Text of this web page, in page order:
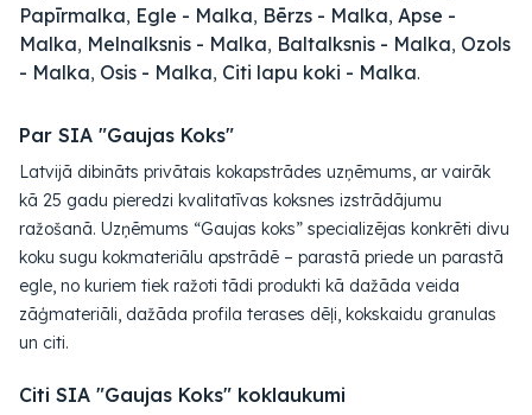
Papīrmalka, Egle - Malka, Bērzs - Malka, Apse -
Malka, Melnalksnis - Malka, Baltalksnis - Malka, Ozols
- Malka, Osis - Malka, Citi lapu koki - Malka.
Par SIA "Gaujas Koks"
Latvijā dibināts privātais kokapstrādes uzņēmums, ar vairāk
kā 25 gadu pieredzi kvalitatīvas koksnes izstrādājumu
ražošanā. Uzņēmums “Gaujas koks” specializējas konkrēti divu
koku sugu kokmateriālu apstrādē – parastā priede un parastā
egle, no kuriem tiek ražoti tādi produkti kā dažāda veida
zāģmateriāli, dažāda profila terases dēļi, kokskaidu granulas
un citi.
Citi SIA "Gaujas Koks" koklaukumi